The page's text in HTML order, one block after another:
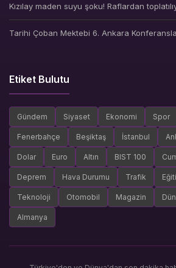
Kızılay maden suyu şoku! Raflardan
Tarihi Çoban Mektebi 6. Ankara
Etiket Bulutu
Gündem Siyaset Ekonomi Spor
Fenerbahçe Beşiktaş İstanbul
Dolar Euro Altın BIST 100
Deprem Hava Durumu Trafik
Teknoloji Otomobil Magazin
Almanya